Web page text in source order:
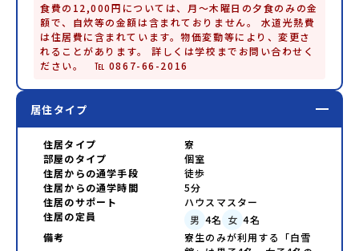
食費の12,000円については、月〜木曜日の夕食のみの金
額で、自炊等の金額は含まれておりません。 水道光熱費
は住居費に含まれています。物価変動等により、変更さ
れることがあります。 詳しくは学校までお問い合わせく
ださい。　℡ 0867-66-2016
居住タイプ
住居タイプ
寮
部屋のタイプ
個室
住居からの通学手段
徒歩
住居からの通学時間
5分
住居のサポート
ハウスマスター
住居の定員
男 4名 女 4名
備考
寮生のみが利用する「白雪